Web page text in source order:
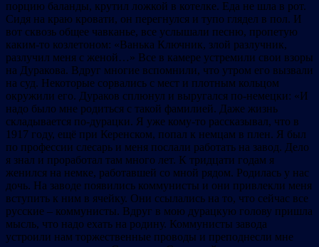
порцию баланды, крутил ложкой в котелке. Еда не шла в рот.
Сидя на краю кровати, он перегнулся и тупо глядел в пол. И
вот сквозь общее чавканье, все услышали песню, пропетую
каким-то козлетоном: «Ванька Ключник, злой разлучник,
разлучил меня с женой…» Все в камере устремили свои взоры
на Дуракова. Вдруг многие вспомнили, что утром его вызвали
на суд. Некоторые сорвались с мест и плотным кольцом
окружили его. Дураков сплюнул и выругался по-немецки: «И
надо было мне родиться с такой фамилией. Даже жизнь
складывается по-дурацки. Я уже кому-то рассказывал, что в
1917 году, ещё при Керенском, попал к немцам в плен. Я был
по профессии слесарь и меня послали работать на завод. Дело
я знал и проработал там много лет. К тридцати годам я
женился на немке, работавшей со мной рядом. Родилась у нас
дочь. На заводе появились коммунисты и они привлекли меня
вступить к ним в ячейку. Они ссылались на то, что сейчас все
русские – коммунисты. Вдруг в мою дурацкую голову пришла
мысль, что надо ехать на родину. Коммунисты завода
устроили нам торжественные проводы и преподнесли мне